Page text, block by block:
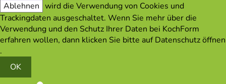
Ablehnen wird die Verwendung von Cookies und
Trackingdaten ausgeschaltet. Wenn Sie mehr über die
Verwendung und den Schutz Ihrer Daten bei KochForm
erfahren wollen, dann klicken Sie bitte aufDatenschutz öffnen
.
OK